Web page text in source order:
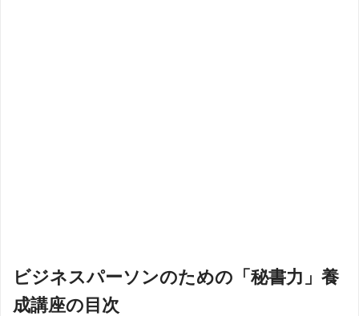
ビジネスパーソンのための「秘書力」養
成講座の目次